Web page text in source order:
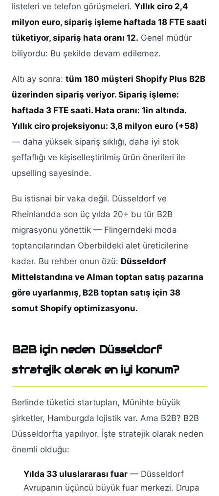
listeleri ve telefon görüşmeleri. Yıllık ciro 2,4
milyon euro, sipariş işleme haftada 18 FTE saati
tüketiyor, sipariş hata oranı 12. Genel müdür
biliyordu: Bu şekilde devam edilemez.
Altı ay sonra: tüm 180 müşteri Shopify Plus B2B
üzerinden sipariş veriyor. Sipariş işleme:
haftada 3 FTE saati. Hata oranı: 1in altında.
Yıllık ciro projeksiyonu: 3,8 milyon euro (+58)
— daha yüksek sipariş sıklığı, daha iyi stok
şeffaflığı ve kişiselleştirilmiş ürün önerileri ile
upselling sayesinde.
Bu istisnai bir vaka değil. Düsseldorf ve
Rheinlandda son üç yılda 20+ bu tür B2B
migrasyonu yönettik — Flingerndeki moda
toptancılarından Oberbildeki alet üreticilerine
kadar. Bu rehber onun özü: Düsseldorf
Mittelstandına ve Alman toptan satış pazarına
göre uyarlanmış, B2B toptan satış için 38
somut Shopify optimizasyonu.
B2B için neden Düsseldorf
stratejik olarak en iyi konum?
Berlinde tüketici startupları, Münihte büyük
şirketler, Hamburgda lojistik var. Ama B2B? B2B
Düsseldorfta yapılıyor. İşte stratejik olarak neden
önemli olduğu:
Yılda 33 uluslararası fuar — Düsseldorf
Avrupanın üçüncü büyük fuar merkezi. Drupa